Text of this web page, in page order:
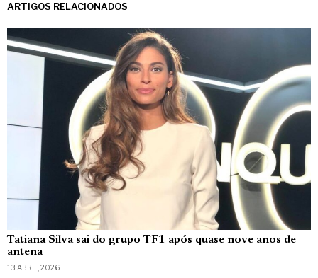
ARTIGOS RELACIONADOS
Tatiana Silva sai do grupo TF1 após quase nove anos de
antena
13 ABRIL, 2026